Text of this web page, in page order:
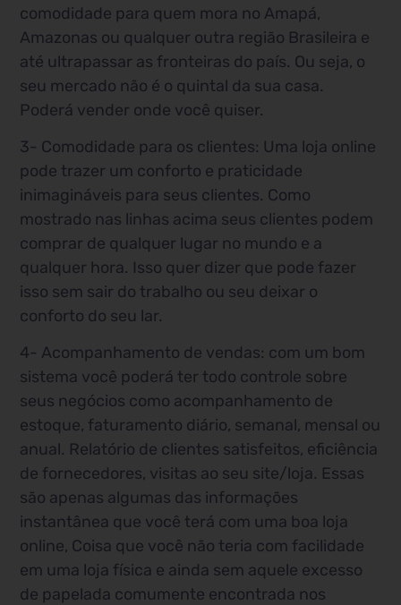
comodidade para quem mora no Amapá,
Amazonas ou qualquer outra região Brasileira e
até ultrapassar as fronteiras do país. Ou seja, o
seu mercado não é o quintal da sua casa.
Poderá vender onde você quiser.
3- Comodidade para os clientes: Uma loja online
pode trazer um conforto e praticidade
inimagináveis para seus clientes. Como
mostrado nas linhas acima seus clientes podem
comprar de qualquer lugar no mundo e a
qualquer hora. Isso quer dizer que pode fazer
isso sem sair do trabalho ou seu deixar o
conforto do seu lar.
4- Acompanhamento de vendas: com um bom
sistema você poderá ter todo controle sobre
seus negócios como acompanhamento de
estoque, faturamento diário, semanal, mensal ou
anual. Relatório de clientes satisfeitos, eficiência
de fornecedores, visitas ao seu site/loja. Essas
são apenas algumas das informações
instantânea que você terá com uma boa loja
online, Coisa que você não teria com facilidade
em uma loja física e ainda sem aquele excesso
de papelada comumente encontrada nos